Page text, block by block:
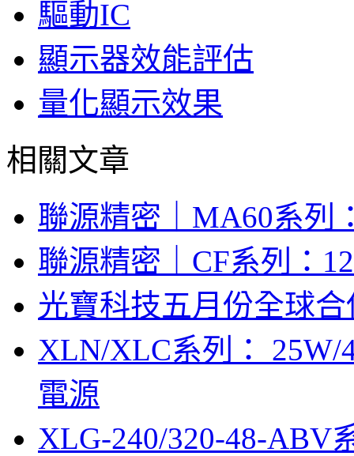
驅動IC
顯示器效能評估
量化顯示效果
相關文章
聯源精密｜MA60系列
聯源精密｜CF系列：
光寶科技五月份全球
XLN/XLC系列： 25W/
電源
XLG-240/320-48-ABV